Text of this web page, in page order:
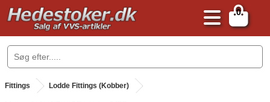
0
.
Fittings Lodde Fittings (Kobber)